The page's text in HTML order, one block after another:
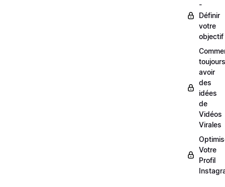
-
Définir
votre
objectif
toujours
avoir
des
idées
de
Vidéos
Virales
Votre
Profil